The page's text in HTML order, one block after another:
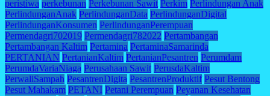
peristiwa perkebunan Perkebunan Sawit Perkim Perlindungan Anak
PerlindunganAnak PerlindunganData PerlindunganDigital
PerlindunganKonsumen PerlindunganPerempuan
Permendagri702019 Permendagri782022 Pertambangan
Pertambangan Kaltim Pertamina PertaminaSamarinda
PERTANIAN PertanianKaltim PertanianPesantren Perumdam
PerumdaVariaNiaga Perusahaan Sawit PerusdaKaltim
PerwaliSampah PesantrenDigita PesantrenProduktif Pesut Bentong
Pesut Mahakam PETANI Petani Perempuan Peyanan Kesehatan